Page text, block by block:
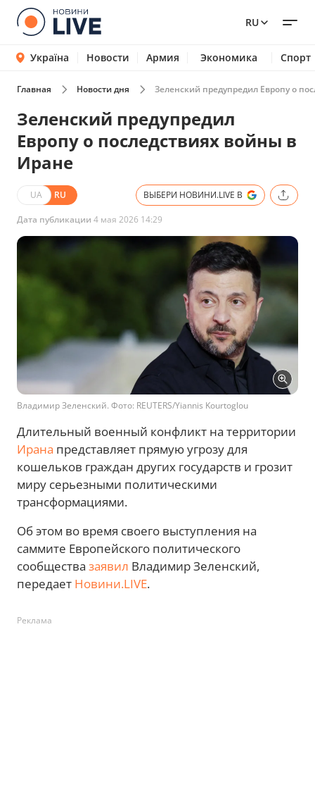
RU
Україна Новости Армия Экономика Спорт
Главная Новости дня Зеленский предупредил Европу о
Зеленский предупредил
Европу о последствиях войны в
Иране
UA RU ВЫБЕРИ НОВИНИ.LIVE В
Дата публикации 4 мая 2026 14:29
Владимир Зеленский. Фото: REUTERS/Yiannis Kourtoglou
Длительный военный конфликт на территории
Ирана представляет прямую угрозу для
кошельков граждан других государств и грозит
миру серьезными политическими
трансформациями.
Об этом во время своего выступления на
саммите Европейского политического
сообщества заявил Владимир Зеленский,
передает Новини.LIVE.
Реклама